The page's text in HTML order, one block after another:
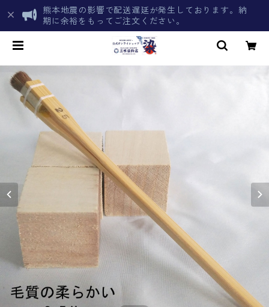
熊本地震の影響で配送遅延が発生しております。納
期に余裕をもってご注文ください。